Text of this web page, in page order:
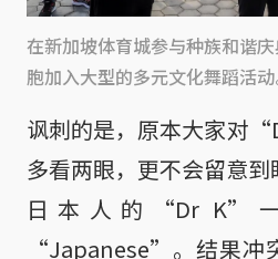
在新加坡体育城参与种族和谐
胞加入大型的多元文化舞蹈活动
讽刺的是，原本大家对
多看两眼，更不会留意
日本人的“Dr K”
“Japanese”。结果冲